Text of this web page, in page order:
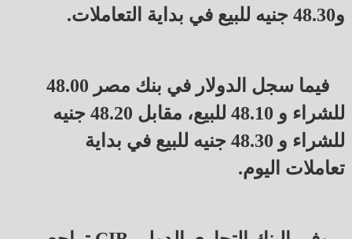
و48.30 جنيه للبيع في بداية التعاملات.
فيما سجل الدولار في بنك مصر 48.00
للشراء و 48.10 للبيع، مقابل 48.20 جنيه
للشراء و 48.30 جنيه للبيع في بداية
تعاملات اليوم.